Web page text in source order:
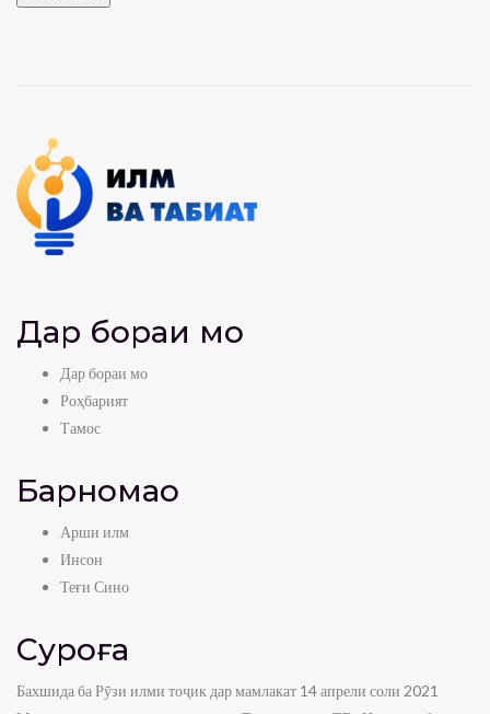
Дар бораи мо
Дар бораи мо
Роҳбарият
Тамос
Барномаҳо
Арши илм
Инсон
Теғи Сино
Суроға
Бахшида ба Рӯзи илми тоҷик дар мамлакат 14 апрели соли 2021